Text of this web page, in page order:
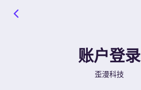
账户登录
歪漫科技